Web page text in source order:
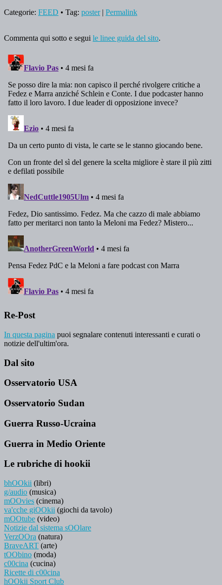
Categorie: FEED • Tag: poster| Permalink
Commenta qui sotto e segui le linee guida del sito.
Re-Post
In questa pagina puoi segnalare contenuti interessanti e curati o
notizie dell'ultim'ora.
Dal sito
Osservatorio USA
Osservatorio Sudan
Guerra Russo-Ucraina
Guerra in Medio Oriente
Le rubriche di hookii
bhOOkii (libri)
g/audio (musica)
mOOvies (cinema)
va'cche giOOkii (giochi da tavolo)
mOOtube (video)
Notizie dal sistema sOOlare
VerzOOra (natura)
BraveART (arte)
tOObino (moda)
c00cina (cucina)
Ricette di c00cina
hOOkii Sport Club